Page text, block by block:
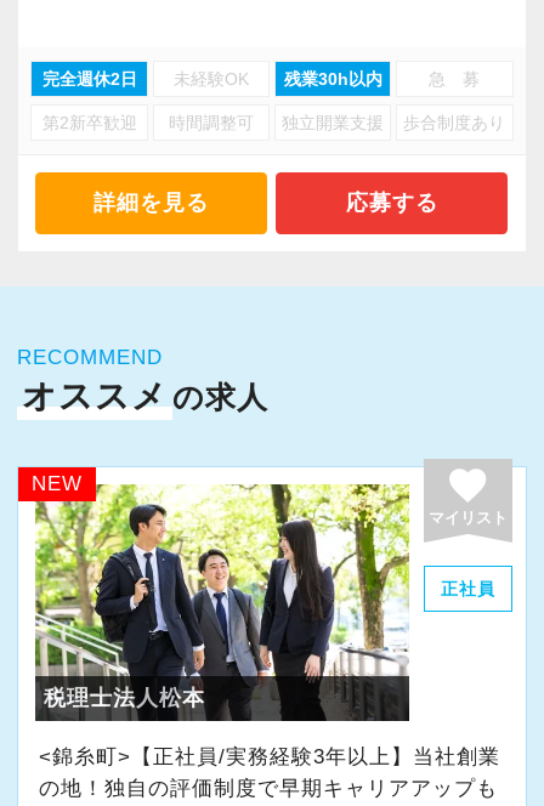
けています。
法人・個人事業主合わせて120社ほどをサポート
しており、顧問先からのご紹介で着実な実績を
＜世代を超えた信頼関係を築いています＞
が評価いただけているからこそ。
支援にも力を入れ財務状況の立て直しまで踏み
込んだサポートをモットーにしています。
＜製造業・不動産・ITなど業界業種・規模感も
さまざま＞
顧問先は製造業、不動産、病院、自動車関連、
IT関連など多岐にわたります。
規模も個人事業主様から売上10億円以上の会社
までさまざま。
半数以上のお客様とは創業から50年を超えるお
完全週休2日 未経験OK 残業30h以内 急 募
第2新卒歓迎 時間調整可 独立開業支援 歩合制度あり
詳細を見る 応募する
RECOMMEND
オススメ の求人
NEW favorite
マイリスト
正社員
税理士法人松本
<錦糸町>【正社員/実務経験3年以上】当社創業
の地！独自の評価制度で早期キャリアアップも